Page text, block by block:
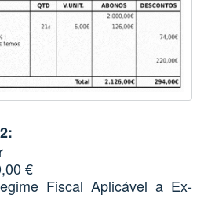
€
Fiscal Aplicável a Ex-